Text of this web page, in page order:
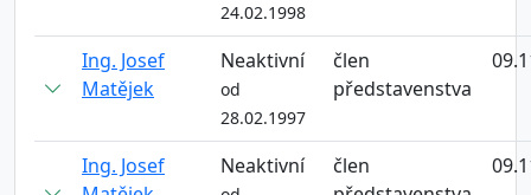
24.02.1998
Ing. Josef
Matějek
Neaktivní
od
28.02.1997
člen
představenstva
Ing. Josef
Neaktivní
člen